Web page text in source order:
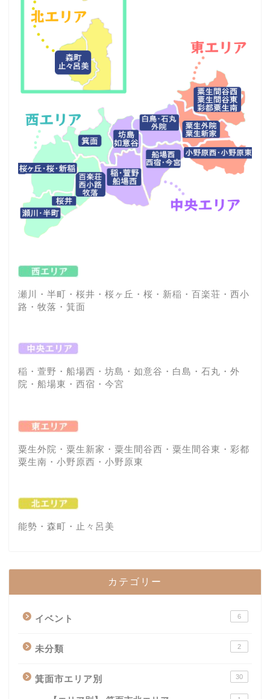
瀬川・半町・桜井・桜ヶ丘・桜・新稲・百楽荘・西小
路・牧落・箕面
稲・萱野・船場西・坊島・如意谷・白島・石丸・外
院・船場東・西宿・今宮
粟生外院・粟生新家・粟生間谷西・粟生間谷東・彩都
粟生南・小野原西・小野原東
能勢・森町・止々呂美
カテゴリー
イベント 6
未分類 2
箕面市エリア別 30